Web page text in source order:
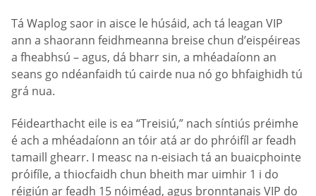
Tá Waplog saor in aisce le húsáid, ach tá leagan VIP
ann a shaorann feidhmeanna breise chun d’eispéireas
a fheabhsú – agus, dá bharr sin, a mhéadaíonn an
seans go ndéanfaidh tú cairde nua nó go bhfaighidh tú
grá nua.
Féidearthacht eile is ea “Treisiú,” nach síntiús préimhe
é ach a mhéadaíonn an tóir atá ar do phróifíl ar feadh
tamaill ghearr. I measc na n-eisiach tá an buaicphointe
próifíle, a thiocfaidh chun bheith mar uimhir 1 i do
réigiún ar feadh 15 nóiméad, agus bronntanais VIP do